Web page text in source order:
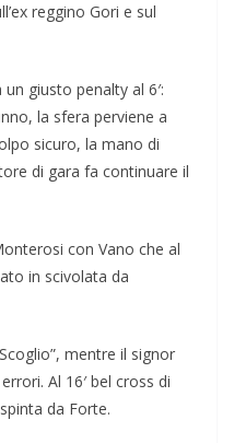
reggino Gori e sul
giusto penalty al 6′:
la sfera perviene a
sicuro, la mano di
di gara fa continuare il
con Vano che al
in scivolata da
mentre il signor
Al 16′ bel cross di
da Forte.